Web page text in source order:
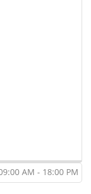
AM - 18:00 PM